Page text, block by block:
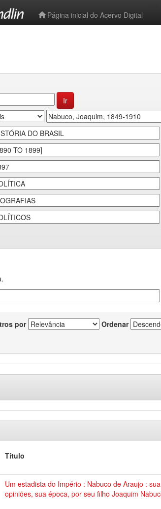
Página inicial do Acervo Digital
por Ordenar
Título
Um estadista do Império : Nabuco de Araujo :
opiniões, sua época, por seu filho Joaquim